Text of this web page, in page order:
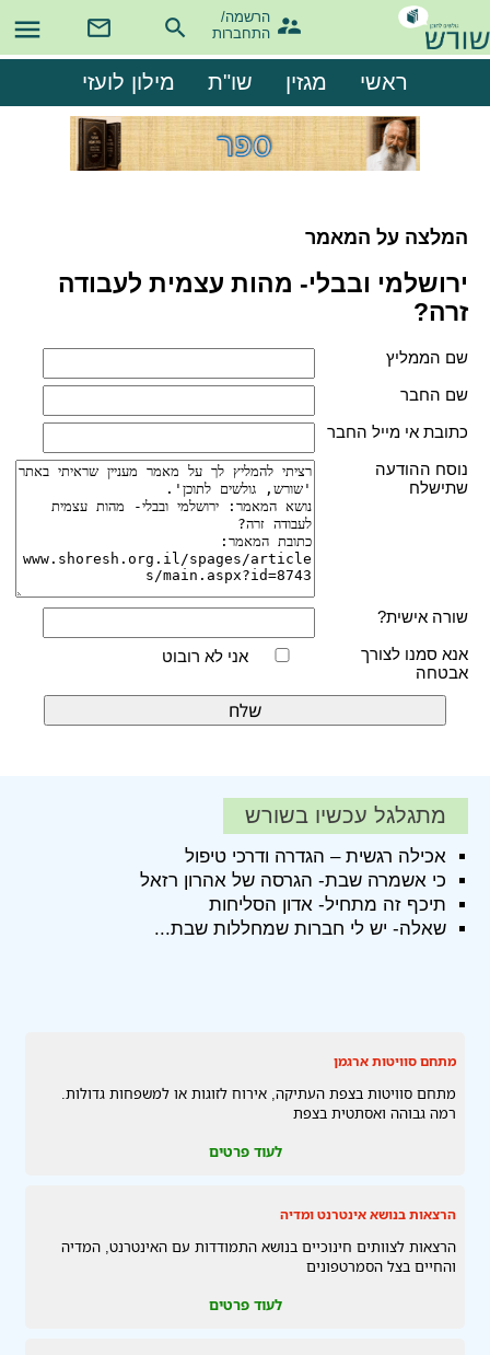

הרשמה/
התחברות
ראשי מגזין שו"ת מילון לועזי
המלצה על המאמר
ירושלמי ובבלי- מהות עצמית לעבודה
זרה?
שם הממליץ
שם החבר
כתובת אי מייל החבר
נוסח ההודעה
שתישלח
שורה אישית?
אנא סמנו לצורך
אבטחה
אני לא רובוט
מתגלגל עכשיו בשורש
אכילה רגשית – הגדרה ודרכי טיפול
כי אשמרה שבת- הגרסה של אהרון רזאל
תיכף זה מתחיל- אדון הסליחות
שאלה- יש לי חברות שמחללות שבת...
מתחם סוויטות ארגמן
מתחם סוויטות בצפת העתיקה, אירוח לזוגות או למשפחות גדולות.
רמה גבוהה ואסתטית בצפת
לעוד פרטים
הרצאות בנושא אינטרנט ומדיה
הרצאות לצוותים חינוכיים בנושא התמודדות עם האינטרנט, המדיה
והחיים בצל הסמרטפונים
לעוד פרטים